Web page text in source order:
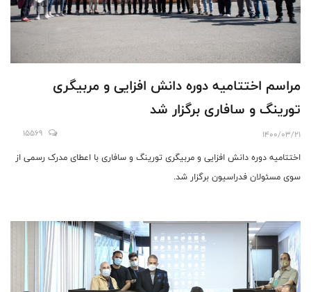
مراسم اختتامیه دوره دانش افزایی و مربیگری
تورینگ و سافاری برگزار شد
1400/03/21
15569
اختتامیه دوره دانش افزایی و مربیگری تورینگ و سافاری با اعطای مدرک رسمی از
سوی مسئولان فدراسیون برگزار شد.